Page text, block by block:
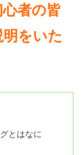
者の皆
をいた
とはなに